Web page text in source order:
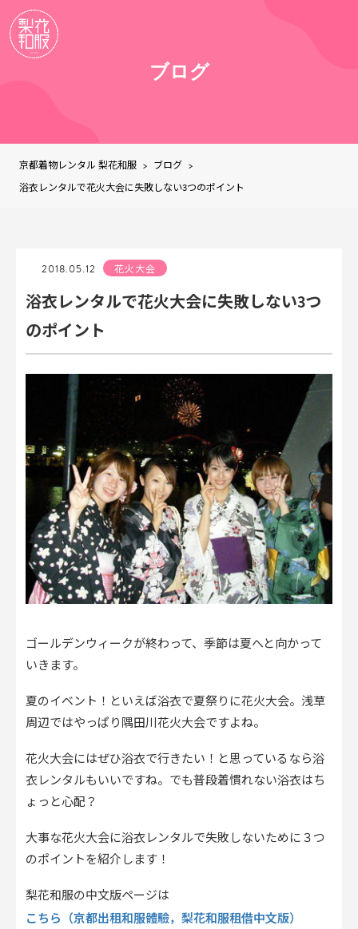
ブログ
京都着物レンタル 梨花和服 > ブログ >
浴衣レンタルで花火大会に失敗しない3つのポイント
2018.05.12 花火大会
浴衣レンタルで花火大会に失敗しない3つ
のポイント
ゴールデンウィークが終わって、季節は夏へと向かって
いきます。
夏のイベント！といえば浴衣で夏祭りに花火大会。浅草
周辺ではやっぱり隅田川花火大会ですよね。
花火大会にはぜひ浴衣で行きたい！と思っているなら浴
衣レンタルもいいですね。でも普段着慣れない浴衣はち
ょっと心配？
大事な花火大会に浴衣レンタルで失敗しないために３つ
のポイントを紹介します！
梨花和服の中文版ページは
こちら（京都出租和服體驗，梨花和服租借中文版）